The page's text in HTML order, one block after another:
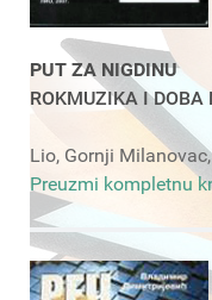
PUT ZA NIGDINU
ROKMUZIKA I
Lio, Gornji
Preuzmi kompletnu